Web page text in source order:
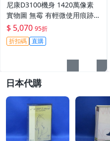
尼康D3100機身 1420萬像素
實物圖 無霉 有輕微使用痕跡
機身原裝 無拆修無翻新 臨-34
3
$ 5,070 95折
折扣碼 直購
日本代購